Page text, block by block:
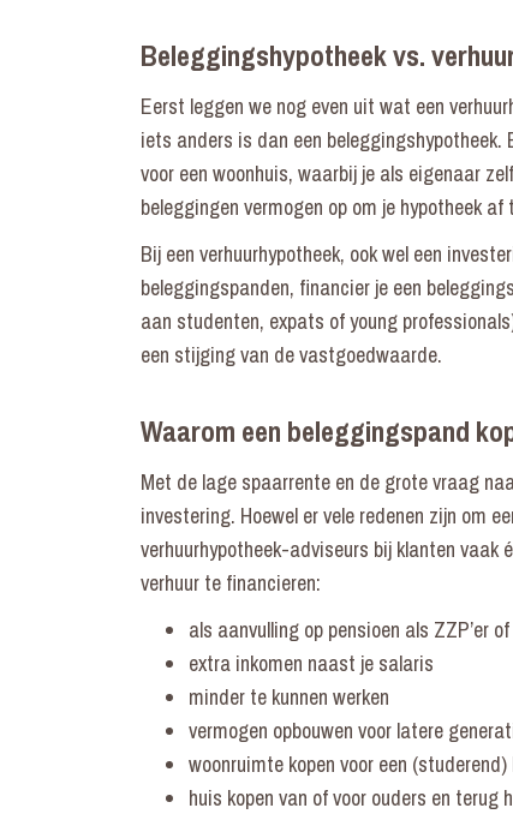
Beleggingshypotheek vs.
Eerst leggen we nog even uit wat een
iets anders is dan een
voor een woonhuis, waarbij je als eigenaar
beleggingen vermogen op om je hypotheek af
Bij een verhuurhypotheek, ook wel een
beleggingspanden, financier je een
aan studenten, expats of young
een stijging van de vastgoedwaarde.
Waarom een beleggingspand
Met de lage spaarrente en de grote vraag
investering. Hoewel er vele redenen zijn om
verhuurhypotheek-adviseurs bij klanten vaak
verhuur te financieren:
als aanvulling op pensioen als ZZP’er
extra inkomen naast je salaris
minder te kunnen werken
vermogen opbouwen voor latere
woonruimte kopen voor een (studerend)
huis kopen van of voor ouders en terug